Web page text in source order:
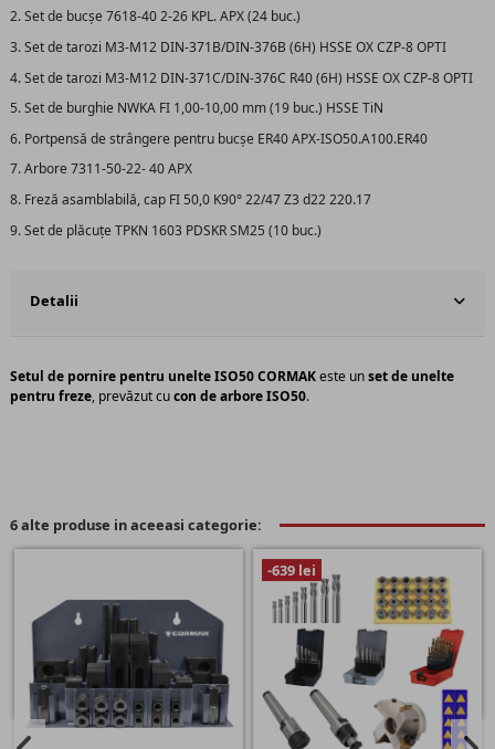
2. Set de bucșe 7618-40 2-26 KPL. APX (24 buc.)
3. Set de tarozi M3-M12 DIN-371B/DIN-376B (6H) HSSE OX CZP-8 OPTI
4. Set de tarozi M3-M12 DIN-371C/DIN-376C R40 (6H) HSSE OX CZP-8 OPTI
5. Set de burghie NWKA FI 1,00-10,00 mm (19 buc.) HSSE TiN
6. Portpensă de strângere pentru bucșe ER40 APX-ISO50.A100.ER40
7. Arbore 7311-50-22- 40 APX
8. Freză asamblabilă, cap FI 50,0 K90° 22/47 Z3 d22 220.17
9. Set de plăcuțe TPKN 1603 PDSKR SM25 (10 buc.)
Detalii
Setul de pornire pentru unelte ISO50 CORMAKeste unset de unelte
pentru freze, prevăzut cucon de arbore ISO50.
6 alte produse in aceeasi categorie:
-639 lei